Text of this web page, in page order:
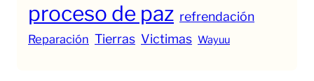
proceso de paz refrendación
Reparación Tierras Victimas Wayuu